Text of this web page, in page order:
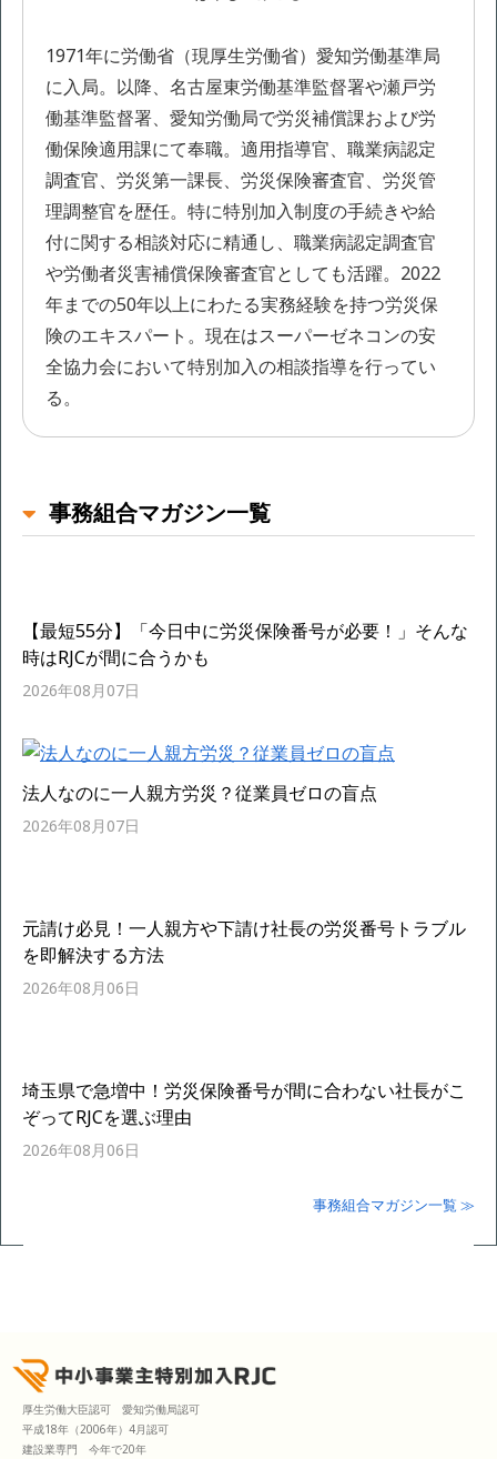
1971年に労働省（現厚生労働省）愛知労働基準局
に入局。以降、名古屋東労働基準監督署や瀬戸労
働基準監督署、愛知労働局で労災補償課および労
働保険適用課にて奉職。適用指導官、職業病認定
調査官、労災第一課長、労災保険審査官、労災管
理調整官を歴任。特に特別加入制度の手続きや給
付に関する相談対応に精通し、職業病認定調査官
や労働者災害補償保険審査官としても活躍。2022
年までの50年以上にわたる実務経験を持つ労災保
険のエキスパート。現在はスーパーゼネコンの安
全協力会において特別加入の相談指導を行ってい
る。
事務組合マガジン一覧
【最短55分】「今日中に労災保険番号が必要！」そんな
時はRJCが間に合うかも
2026年08月07日
法人なのに一人親方労災？従業員ゼロの盲点
2026年08月07日
元請け必見！一人親方や下請け社長の労災番号トラブル
を即解決する方法
2026年08月06日
埼玉県で急増中！労災保険番号が間に合わない社長がこ
ぞってRJCを選ぶ理由
2026年08月06日
事務組合マガジン一覧 ≫
厚生労働大臣認可 愛知労働局認可
平成18年（2006年）4月認可
建設業専門 今年で20年